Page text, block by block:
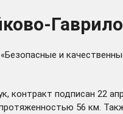
и
подписан 22
56 км.